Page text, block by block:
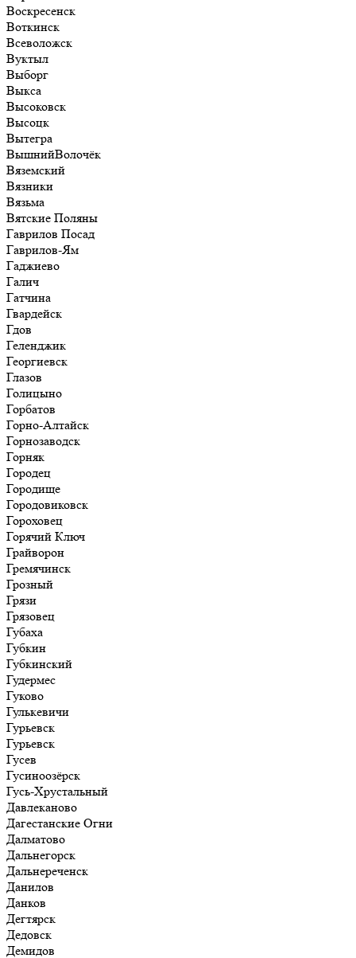
Воскресенск
Воткинск
Всеволожск
Вуктыл
Выборг
Выкса
Высоковск
Высоцк
Вытегра
ВышнийВолочёк
Вяземский
Вязники
Вязьма
Вятские Поляны
Гаврилов Посад
Гаврилов-Ям
Гаджиево
Галич
Гатчина
Гвардейск
Гдов
Геленджик
Георгиевск
Глазов
Голицыно
Горбатов
Горно-Алтайск
Горнозаводск
Горняк
Городец
Городище
Городовиковск
Гороховец
Горячий Ключ
Грайворон
Гремячинск
Грозный
Грязи
Грязовец
Губаха
Губкин
Губкинский
Гудермес
Гуково
Гулькевичи
Гурьевск
Гурьевск
Гусев
Гусиноозёрск
Гусь-Хрустальный
Давлеканово
Дагестанские Огни
Далматово
Дальнегорск
Дальнереченск
Данилов
Данков
Дегтярск
Дедовск
Демидов